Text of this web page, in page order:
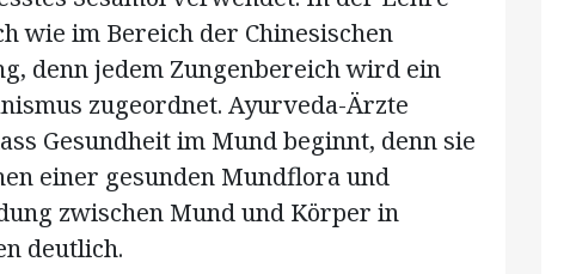
wie im Bereich der Chinesischen
denn jedem Zungenbereich wird ein
zugeordnet. Ayurveda-Ärzte
Gesundheit im Mund beginnt, denn sie
einer gesunden Mundflora und
zwischen Mund und Körper in
deutlich.